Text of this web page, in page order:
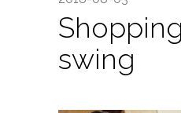
swing